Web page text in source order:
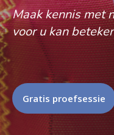
Maak kennis met
voor u kan
Gratis proefsessie